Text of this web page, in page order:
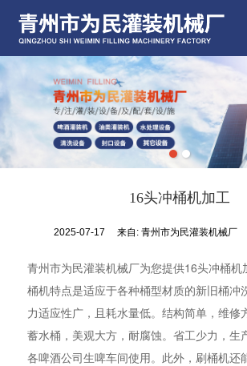
产品展示 关于我们 新闻动态
16头冲桶机加工
2025-07-17 来自:青州市为民灌装机械厂
青州市为民灌装机械厂为您提供16头冲桶机
桶机特点是适应于各种桶型材质的新旧桶冲
力适应性广，且耗水量低。结构简单，维修
蓄水桶，美观大方，耐腐蚀。省工少力，生
各啤酒公司生啤车间使用。此外，刷桶机还